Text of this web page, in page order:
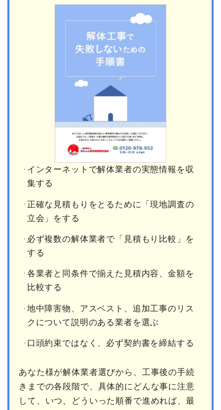
インターネットで解体業者の実態情報を収
集する
正確な見積もりをとるために「現地調査の
立会」をする
必ず複数の解体業者で「見積もり比較」を
する
各業者と同条件で揃えた見積内容、金額を
比較する
地中障害物、アスベスト、追加工事のリス
クについて説明のある業者を選ぶ
口頭約束ではなく、必ず契約書を締結する
あなた様が解体業者選びから、工事後の手続
きまでの各段階で、具体的にどんな事に注意
して、いつ、どういった順番で進めれば、最